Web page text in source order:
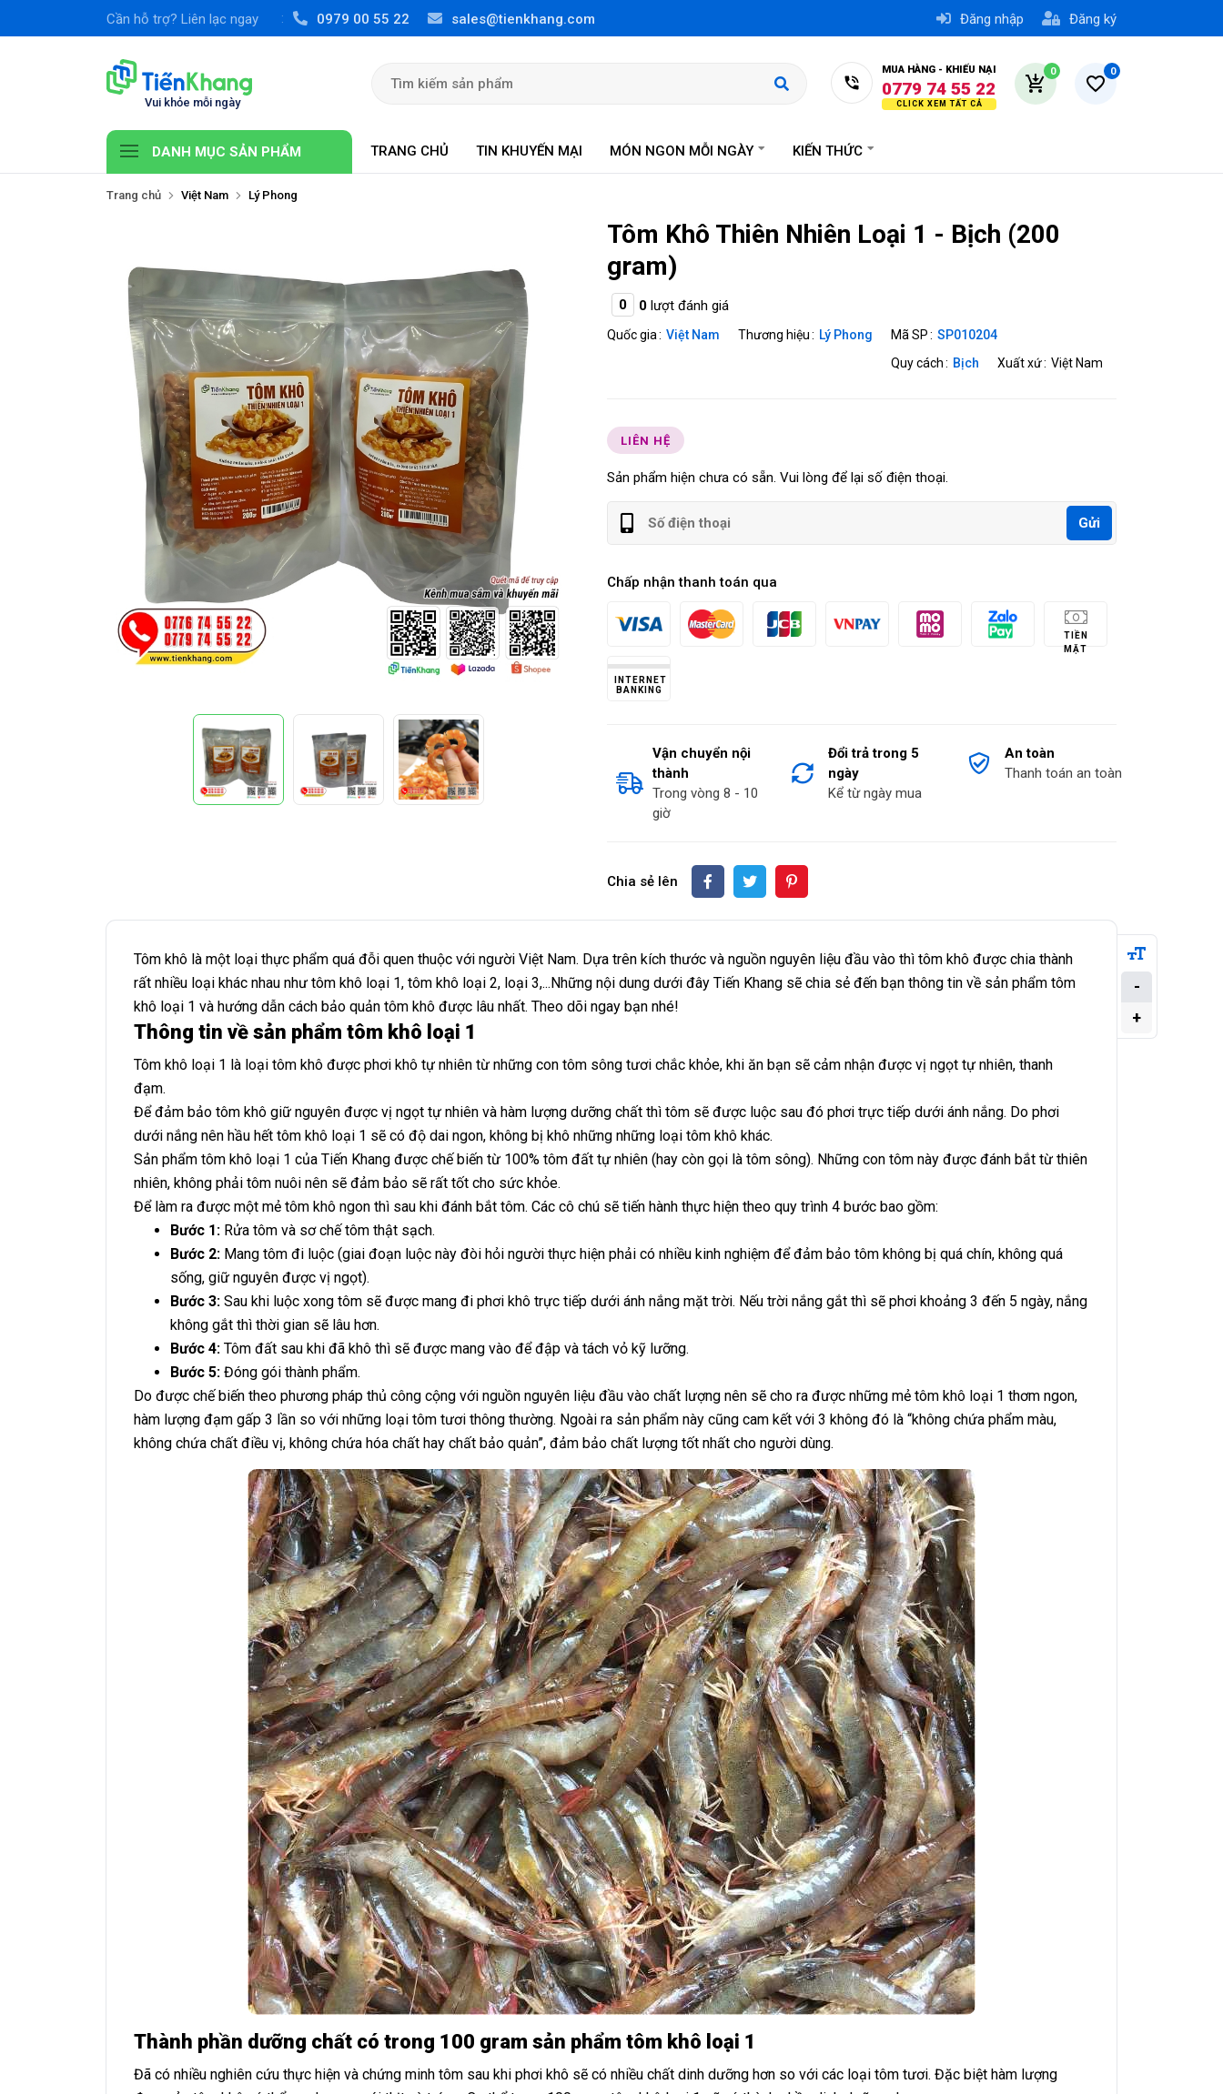
Cần hỗ trợ? Liên lạc ngay 0979 00 55 22 sales@tienkhang.com Đăng nhập Đăng ký
DANH MỤC SẢN PHẨM
0
0
MUA HÀNG - KHIẾU NẠI
0979 00 55 22
0779 74 55 22
0978 17 45 30
TRANG CHỦ TIN KHUYẾN MẠI MÓN NGON MỖI NGÀY KIẾN THỨC
Trang chủ Việt Nam Lý Phong
Tôm Khô Thiên Nhiên Loại 1 - Bịch (200
gram)
0 0 lượt đánh giá
Quốc gia Việt Nam Thương hiệu Lý Phong Mã SP
SP010204
Quy cách
Bịch Xuất xứ Việt Nam
LIÊN HỆ
Sản phẩm hiện chưa có sẵn. Vui lòng để lại số điện thoại.
Gửi
Chấp nhận thanh toán qua
TIỀN
MẶT
INTERNET
BANKING
Vận chuyển nội
thành
Trong vòng 8 - 10
giờ
Đổi trả trong 5
ngày
Kể từ ngày mua
An toàn
Thanh toán an toàn
Chia sẻ lên
-
+
Tôm khô là một loại thực phẩm quá đỗi quen thuộc với người Việt Nam. Dựa trên kích thước và nguồn nguyên liệu đầu vào thì tôm khô được chia thành
rất nhiều loại khác nhau như tôm khô loại 1, tôm khô loại 2, loại 3,...Những nội dung dưới đây Tiến Khang sẽ chia sẻ đến bạn thông tin về sản phẩm tôm
khô loại 1 và hướng dẫn cách bảo quản tôm khô được lâu nhất. Theo dõi ngay bạn nhé!
Thông tin về sản phẩm tôm khô loại 1
Tôm khô loại 1 là loại tôm khô được phơi khô tự nhiên từ những con tôm sông tươi chắc khỏe, khi ăn bạn sẽ cảm nhận được vị ngọt tự nhiên, thanh
đạm.
Để đảm bảo tôm khô giữ nguyên được vị ngọt tự nhiên và hàm lượng dưỡng chất thì tôm sẽ được luộc sau đó phơi trực tiếp dưới ánh nắng. Do phơi
dưới nắng nên hầu hết tôm khô loại 1 sẽ có độ dai ngon, không bị khô những những loại tôm khô khác.
Sản phẩm tôm khô loại 1 của Tiến Khang được chế biến từ 100% tôm đất tự nhiên (hay còn gọi là tôm sông). Những con tôm này được đánh bắt từ thiên
nhiên, không phải tôm nuôi nên sẽ đảm bảo sẽ rất tốt cho sức khỏe.
Để làm ra được một mẻ tôm khô ngon thì sau khi đánh bắt tôm. Các cô chú sẽ tiến hành thực hiện theo quy trình 4 bước bao gồm:
Bước 1: Rửa tôm và sơ chế tôm thật sạch.
Bước 2: Mang tôm đi luộc (giai đoạn luộc này đòi hỏi người thực hiện phải có nhiều kinh nghiệm để đảm bảo tôm không bị quá chín, không quá
sống, giữ nguyên được vị ngọt).
Bước 3: Sau khi luộc xong tôm sẽ được mang đi phơi khô trực tiếp dưới ánh nắng mặt trời. Nếu trời nắng gắt thì sẽ phơi khoảng 3 đến 5 ngày, nắng
không gắt thì thời gian sẽ lâu hơn.
Bước 4: Tôm đất sau khi đã khô thì sẽ được mang vào để đập và tách vỏ kỹ lưỡng.
Bước 5: Đóng gói thành phẩm.
Do được chế biến theo phương pháp thủ công cộng với nguồn nguyên liệu đầu vào chất lượng nên sẽ cho ra được những mẻ tôm khô loại 1 thơm ngon,
hàm lượng đạm gấp 3 lần so với những loại tôm tươi thông thường. Ngoài ra sản phẩm này cũng cam kết với 3 không đó là “không chứa phẩm màu,
không chứa chất điều vị, không chứa hóa chất hay chất bảo quản”, đảm bảo chất lượng tốt nhất cho người dùng.
Thành phần dưỡng chất có trong 100 gram sản phẩm tôm khô loại 1
Đã có nhiều nghiên cứu thực hiện và chứng minh tôm sau khi phơi khô sẽ có nhiều chất dinh dưỡng hơn so với các loại tôm tươi. Đặc biệt hàm lượng